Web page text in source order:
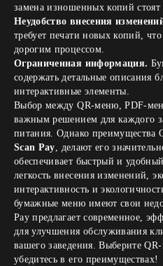
замена изношенных копий стоят
Неудобство внесения
требует печати новых копий,
дорогим процессом.
Ограниченная информация.
содержать детальные описания
интерактивные элементы.
Выбор между QR-меню, PDF-
важным решением для каждого
питания. Однако преимущества
Scan Pay, делают его
обеспечивает быстрый и
легкость внесения изменений,
интерактивность и
бумажные меню имеют свои
Pay предлагает современное,
для улучшения обслуживания
вашего заведения. Выберите
убедитесь в его преимуществах!